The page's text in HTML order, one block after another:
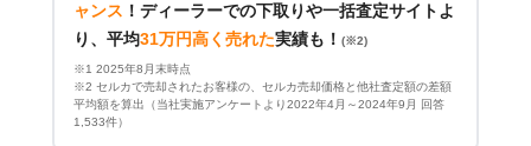
ャンス ！ ディーラーでの下取りや一括査定サイトよ
り、平均31万円高く売れた実績も！ (※2)
※1 2025年8月末時点
※2 セルカで売却されたお客様の、セルカ売却価格と他社査定額の差額
平均額を算出（当社実施アンケートより2022年4月～2024年9月 回答
1,533件）